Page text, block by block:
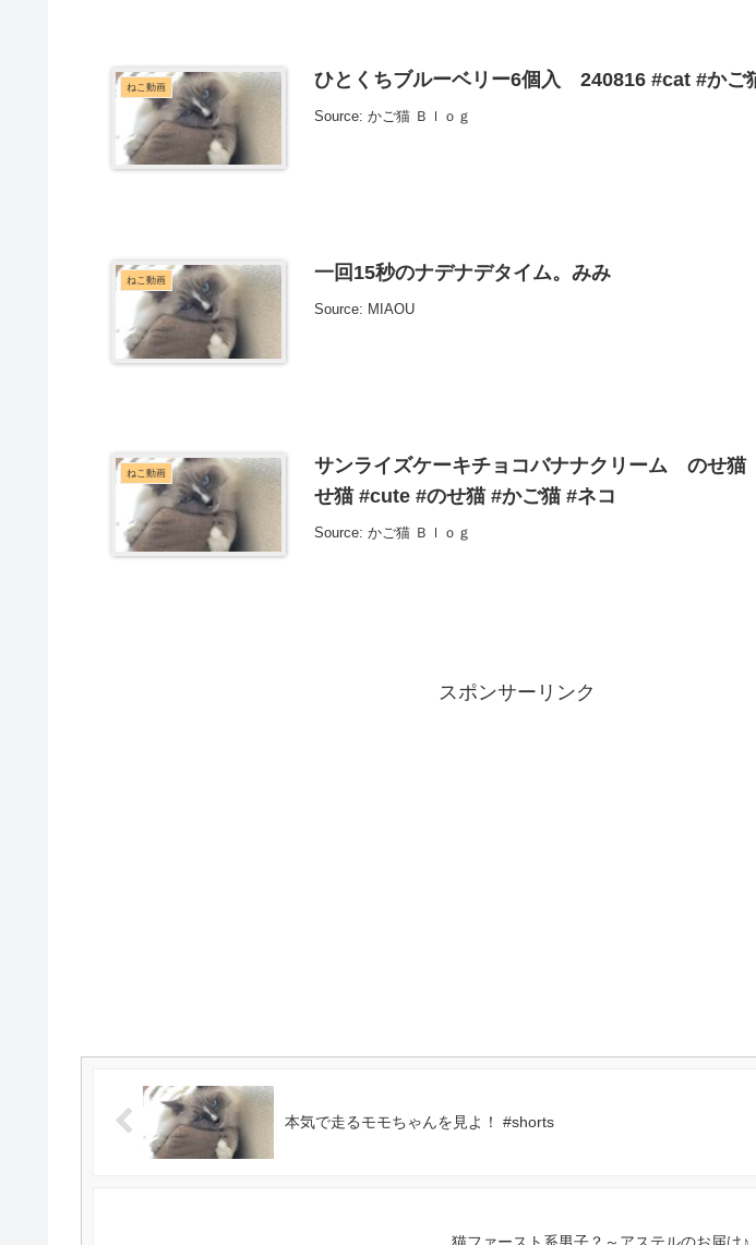
ねこ動画 ひとくちブルーベリー6個入 240816 #cat #かご
Source: かご猫 Ｂｌｏｇ
ねこ動画 一回15秒のナデナデタイム。みみ
Source: MIAOU
ねこ動画
サンライズケーキチョコバナナクリーム のせ
せ猫 #cute #のせ猫 #かご猫 #ネコ
Source: かご猫 Ｂｌｏｇ
スポンサーリンク
本気で走るモモちゃんを見よ！ #shorts
猫ファースト系男子？～アステルのお届け♪